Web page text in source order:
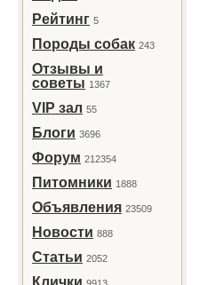
Рейтинг 5
Породы собак 243
Отзывы и
советы 1367
VIP зал 55
Блоги 3696
Форум 212354
Питомники 1888
Объявления 23509
Новости 888
Статьи 2052
Клички